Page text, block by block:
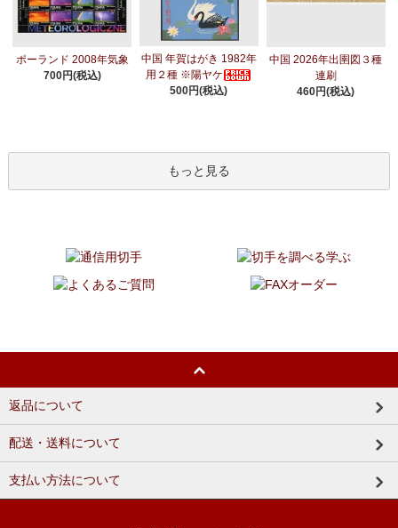
ポーランド 2008年気象
700円(税込)
中国 年賀はがき 1982年
用２種 ※陽ヤケ
500円(税込)
中国 2026年出圉図３種
連刷
460円(税込)
もっと見る
返品について
配送・送料について
支払い方法について